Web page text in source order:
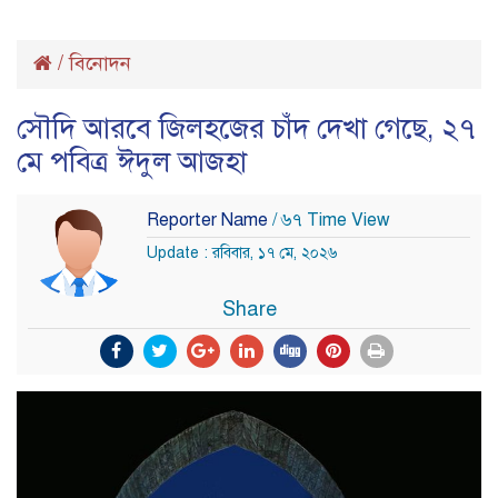
/বিনোদন
সৌদি আরবে জিলহজের চাঁদ দেখা গেছে, ২৭
মে পবিত্র ঈদুল আজহা
Reporter Name / ৬৭ Time View
Update : রবিবার, ১৭ মে, ২০২৬
Share